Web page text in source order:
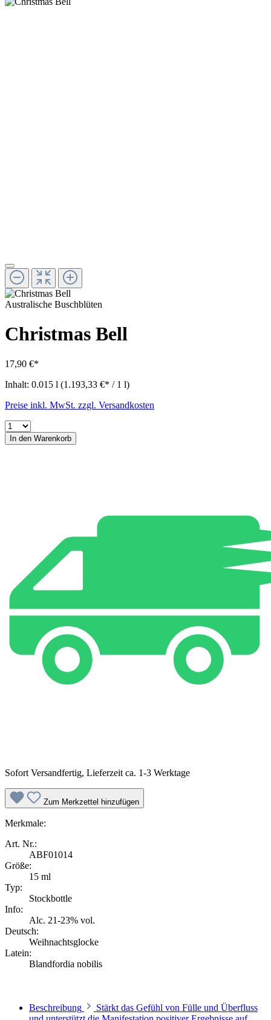
Australische Buschblüten
Christmas Bell
17,90 €*
Inhalt: 0.015 l (1.193,33 €* / 1 l)
Preise inkl. MwSt. zzgl. Versandkosten
In den Warenkorb
Sofort Versandfertig, Lieferzeit ca. 1-3 Werktage
Zum Merkzettel hinzufügen
Merkmale:
Art. Nr.:
ABF01014
Größe:
15 ml
Typ:
Stockbottle
Info:
Alc. 21-23% vol.
Deutsch:
Weihnachtsglocke
Latein:
Blandfordia nobilis
Beschreibung
Stärkt das Gefühl von Fülle und Überfluss